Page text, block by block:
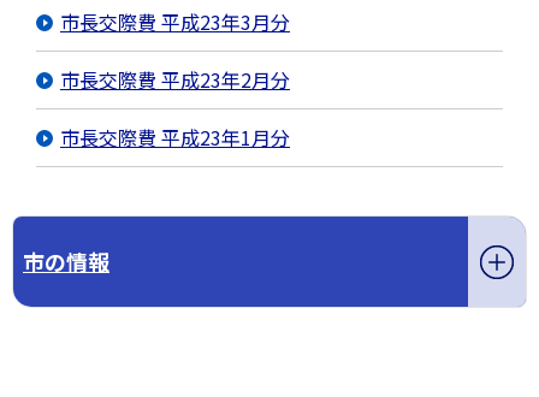
市長交際費 平成23年3月分
市長交際費 平成23年2月分
市長交際費 平成23年1月分
市の情報